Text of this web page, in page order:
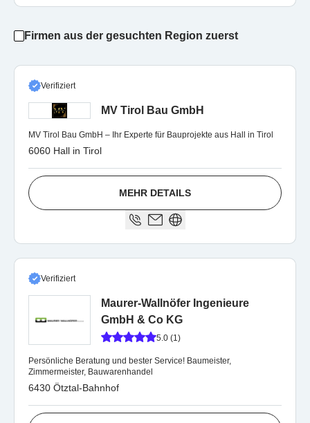
Firmen aus der gesuchten Region zuerst
Verifiziert
MV Tirol Bau GmbH
MV Tirol Bau GmbH – Ihr Experte für Bauprojekte aus Hall in Tirol
6060 Hall in Tirol
MEHR DETAILS
Verifiziert
Maurer-Wallnöfer Ingenieure
GmbH & Co KG
5.0 (1)
Persönliche Beratung und bester Service! Baumeister,
Zimmermeister, Bauwarenhandel
6430 Ötztal-Bahnhof